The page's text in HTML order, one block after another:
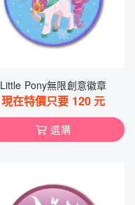
Little Pony無限創意徽章
現在特價只要 120 元
選購